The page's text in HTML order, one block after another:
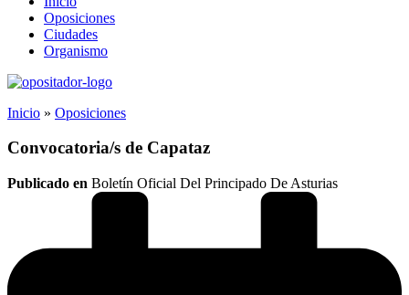
Oposiciones
Ciudades
Organismo
Inicio » Oposiciones
Convocatoria/s de Capataz
Publicado en Boletín Oficial Del Principado De Asturias